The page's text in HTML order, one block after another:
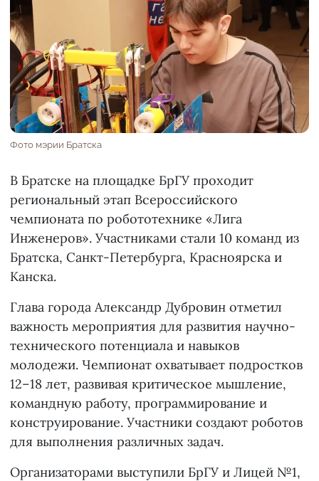
Фото мэрии Братска
В Братске на площадке БрГУ проходит
региональный этап Всероссийского
чемпионата по робототехнике «Лига
Инженеров». Участниками стали 10 команд из
Братска, Санкт-Петербурга, Красноярска и
Канска.
Глава города Александр Дубровин отметил
важность мероприятия для развития научно-
технического потенциала и навыков
молодежи. Чемпионат охватывает подростков
12–18 лет, развивая критическое мышление,
командную работу, программирование и
конструирование. Участники создают роботов
для выполнения различных задач.
Организаторами выступили БрГУ и Лицей №1,